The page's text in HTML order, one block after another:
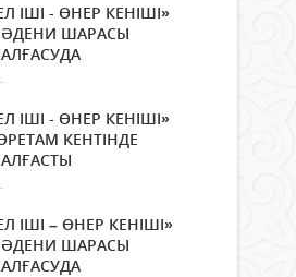
ІШІ - ӨНЕР КЕНІШІ»
ШАРАСЫ
ІШІ - ӨНЕР КЕНІШІ»
КЕНТІНДЕ
ІШІ – ӨНЕР КЕНІШІ»
ШАРАСЫ